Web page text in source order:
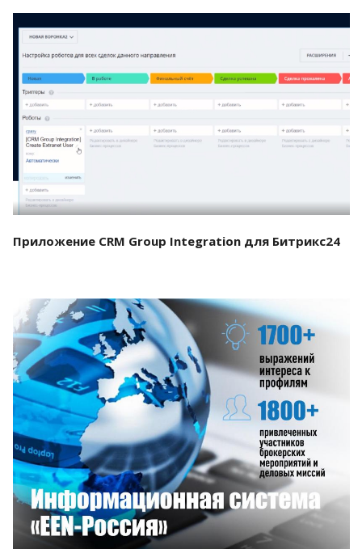
Смотреть проект
Приложение CRM Group Integration для Битрикс24
Смотреть проект